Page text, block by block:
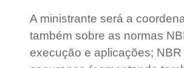
A ministrante será a
também sobre as normas
execução e aplicações;